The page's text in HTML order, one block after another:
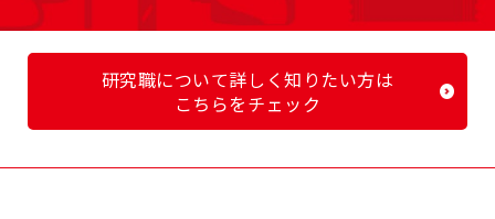
研究職について詳しく知りたい方は
こちらをチェック